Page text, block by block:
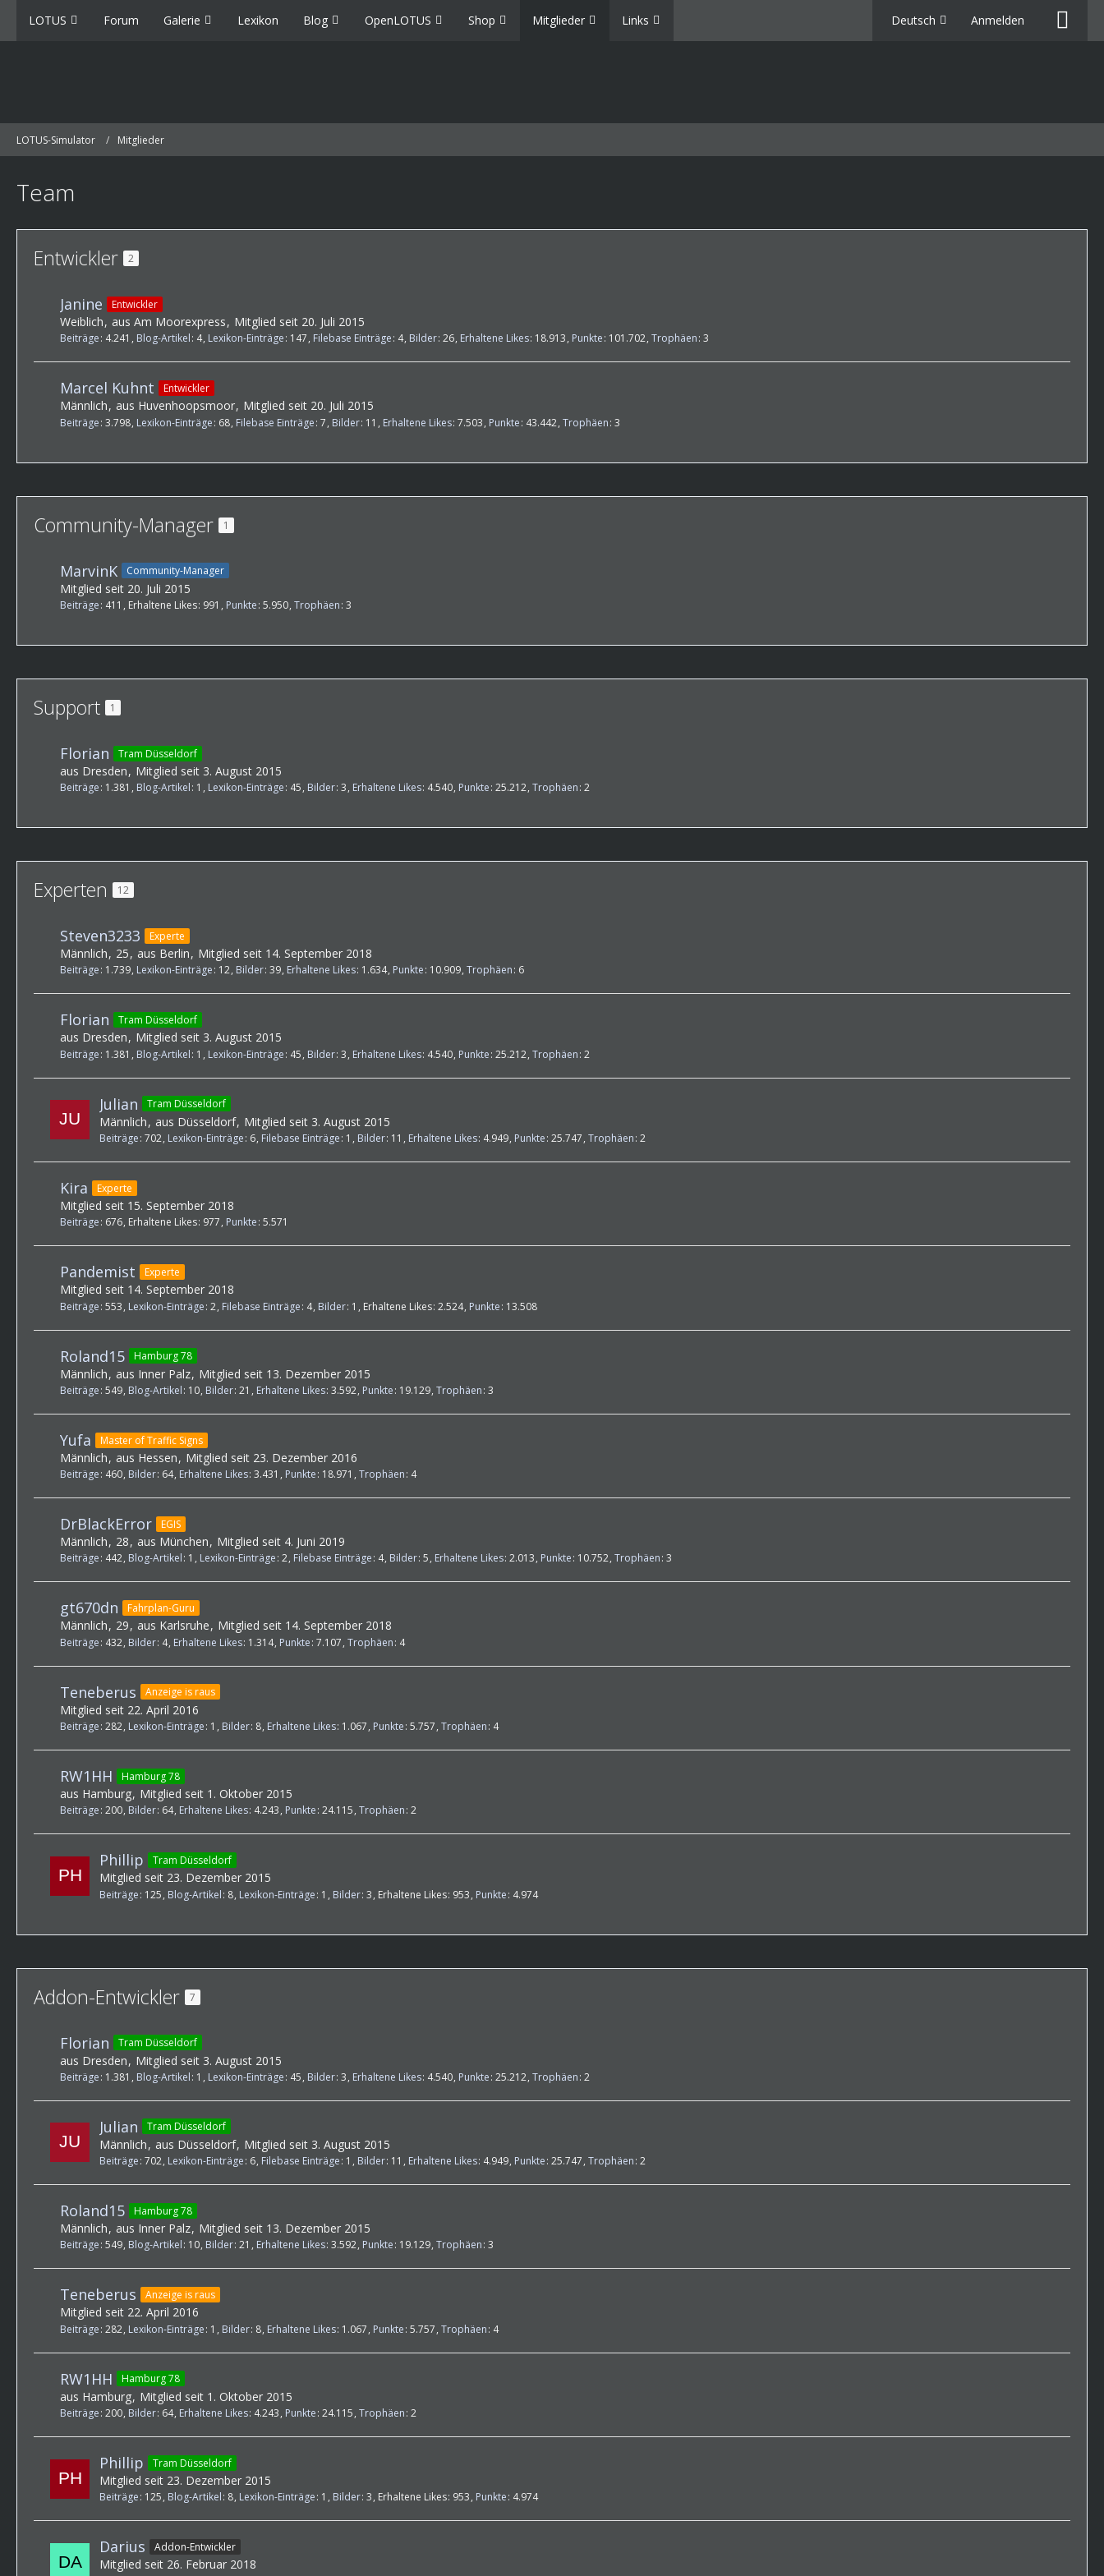
LOTUS Forum Galerie Lexikon Blog OpenLOTUS Shop Mitglieder Links Deutsch Anmelden
LOTUS-Simulator Mitglieder
Team
Entwickler 2
Janine Entwickler
Weiblich aus Am Moorexpress Mitglied seit 20. Juli 2015
Beiträge 4.241 Blog-Artikel 4 Lexikon-Einträge 147 Filebase Einträge 4 Bilder 26 Erhaltene Likes 18.913 Punkte 101.702 Trophäen 3
Marcel Kuhnt Entwickler
Männlich aus Huvenhoopsmoor Mitglied seit 20. Juli 2015
Beiträge 3.798 Lexikon-Einträge 68 Filebase Einträge 7 Bilder 11 Erhaltene Likes 7.503 Punkte 43.442 Trophäen 3
Community-Manager 1
MarvinK Community-Manager
Mitglied seit 20. Juli 2015
Beiträge 411 Erhaltene Likes 991 Punkte 5.950 Trophäen 3
Support 1
Florian Tram Düsseldorf
aus Dresden Mitglied seit 3. August 2015
Beiträge 1.381 Blog-Artikel 1 Lexikon-Einträge 45 Bilder 3 Erhaltene Likes 4.540 Punkte 25.212 Trophäen 2
Experten 12
Steven3233 Experte
Männlich 25 aus Berlin Mitglied seit 14. September 2018
Beiträge 1.739 Lexikon-Einträge 12 Bilder 39 Erhaltene Likes 1.634 Punkte 10.909 Trophäen 6
Florian Tram Düsseldorf
aus Dresden Mitglied seit 3. August 2015
Beiträge 1.381 Blog-Artikel 1 Lexikon-Einträge 45 Bilder 3 Erhaltene Likes 4.540 Punkte 25.212 Trophäen 2
Julian Tram Düsseldorf
Männlich aus Düsseldorf Mitglied seit 3. August 2015
Beiträge 702 Lexikon-Einträge 6 Filebase Einträge 1 Bilder 11 Erhaltene Likes 4.949 Punkte 25.747 Trophäen 2
Kira Experte
Mitglied seit 15. September 2018
Beiträge 676 Erhaltene Likes 977 Punkte 5.571
Pandemist Experte
Mitglied seit 14. September 2018
Beiträge 553 Lexikon-Einträge 2 Filebase Einträge 4 Bilder 1 Erhaltene Likes 2.524 Punkte 13.508
Roland15 Hamburg 78
Männlich aus Inner Palz Mitglied seit 13. Dezember 2015
Beiträge 549 Blog-Artikel 10 Bilder 21 Erhaltene Likes 3.592 Punkte 19.129 Trophäen 3
Yufa Master of Traffic Signs
Männlich aus Hessen Mitglied seit 23. Dezember 2016
Beiträge 460 Bilder 64 Erhaltene Likes 3.431 Punkte 18.971 Trophäen 4
DrBlackError EGIS
Männlich 28 aus München Mitglied seit 4. Juni 2019
Beiträge 442 Blog-Artikel 1 Lexikon-Einträge 2 Filebase Einträge 4 Bilder 5 Erhaltene Likes 2.013 Punkte 10.752 Trophäen 3
gt670dn Fahrplan-Guru
Männlich 29 aus Karlsruhe Mitglied seit 14. September 2018
Beiträge 432 Bilder 4 Erhaltene Likes 1.314 Punkte 7.107 Trophäen 4
Teneberus Anzeige is raus
Mitglied seit 22. April 2016
Beiträge 282 Lexikon-Einträge 1 Bilder 8 Erhaltene Likes 1.067 Punkte 5.757 Trophäen 4
RW1HH Hamburg 78
aus Hamburg Mitglied seit 1. Oktober 2015
Beiträge 200 Bilder 64 Erhaltene Likes 4.243 Punkte 24.115 Trophäen 2
Phillip Tram Düsseldorf
Mitglied seit 23. Dezember 2015
Beiträge 125 Blog-Artikel 8 Lexikon-Einträge 1 Bilder 3 Erhaltene Likes 953 Punkte 4.974
Addon-Entwickler 7
Florian Tram Düsseldorf
aus Dresden Mitglied seit 3. August 2015
Beiträge 1.381 Blog-Artikel 1 Lexikon-Einträge 45 Bilder 3 Erhaltene Likes 4.540 Punkte 25.212 Trophäen 2
Julian Tram Düsseldorf
Männlich aus Düsseldorf Mitglied seit 3. August 2015
Beiträge 702 Lexikon-Einträge 6 Filebase Einträge 1 Bilder 11 Erhaltene Likes 4.949 Punkte 25.747 Trophäen 2
Roland15 Hamburg 78
Männlich aus Inner Palz Mitglied seit 13. Dezember 2015
Beiträge 549 Blog-Artikel 10 Bilder 21 Erhaltene Likes 3.592 Punkte 19.129 Trophäen 3
Teneberus Anzeige is raus
Mitglied seit 22. April 2016
Beiträge 282 Lexikon-Einträge 1 Bilder 8 Erhaltene Likes 1.067 Punkte 5.757 Trophäen 4
RW1HH Hamburg 78
aus Hamburg Mitglied seit 1. Oktober 2015
Beiträge 200 Bilder 64 Erhaltene Likes 4.243 Punkte 24.115 Trophäen 2
Phillip Tram Düsseldorf
Mitglied seit 23. Dezember 2015
Beiträge 125 Blog-Artikel 8 Lexikon-Einträge 1 Bilder 3 Erhaltene Likes 953 Punkte 4.974
Darius Addon-Entwickler
Mitglied seit 26. Februar 2018